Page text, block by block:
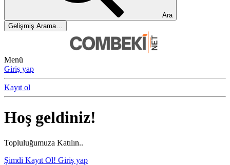
Ara
Gelişmiş Arama…
Menü
Giriş yap
Kayıt ol
Hoş geldiniz!
Topluluğumuza Katılın..
Şimdi Kayıt Ol! Giriş yap